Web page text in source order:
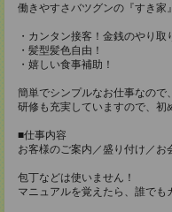
働きやすさバツグンの『すき家
・カンタン接客！金銭のやり取
・髪型髪色自由！
・嬉しい食事補助！
簡単でシンプルなお仕事なので
研修も充実していますので、初
■仕事内容
お客様のご案内／盛り付け／お
包丁などは使いません！
マニュアルを覚えたら、誰でも